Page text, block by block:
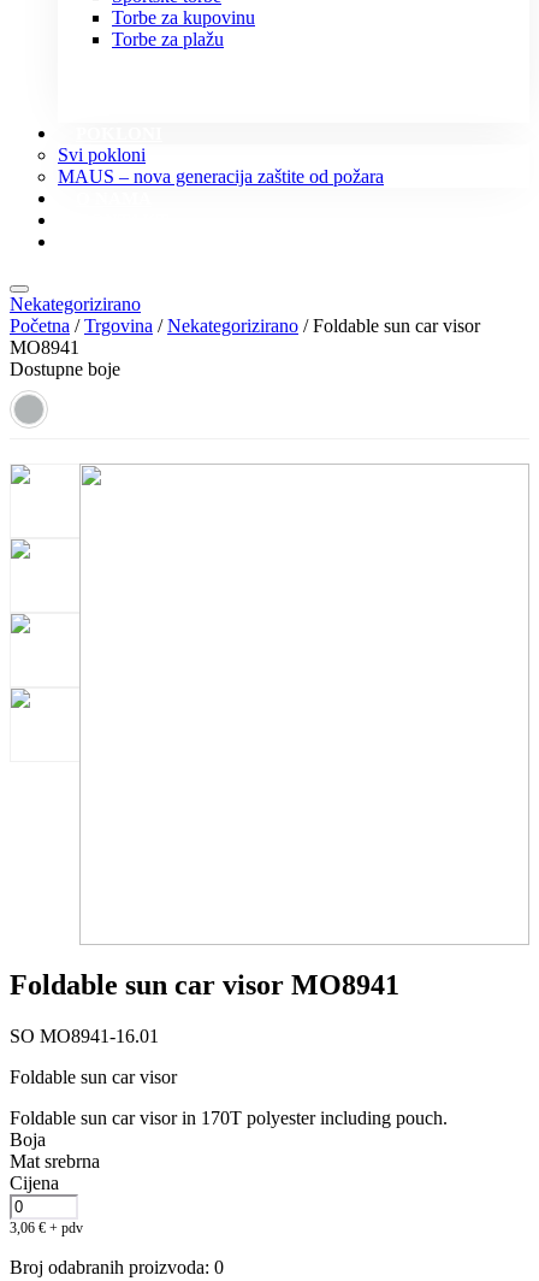
Torbe za kupovinu
Torbe za plažu
Svi pokloni
MAUS – nova generacija zaštite od požara
Nekategorizirano
Početna /Trgovina /Nekategorizirano / Foldable sun car visor
MO8941
Dostupne boje
Foldable sun car visor MO8941
SO MO8941-16.01
Foldable sun car visor
Foldable sun car visor in 170T polyester including pouch.
Boja
Mat srebrna
Cijena
3,06 € + pdv
Broj odabranih proizvoda: 0